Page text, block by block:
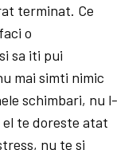
terminat. Ce
o
sa iti pui
mai simti nimic
schimbari, nu l-
te doreste atat
nu te si